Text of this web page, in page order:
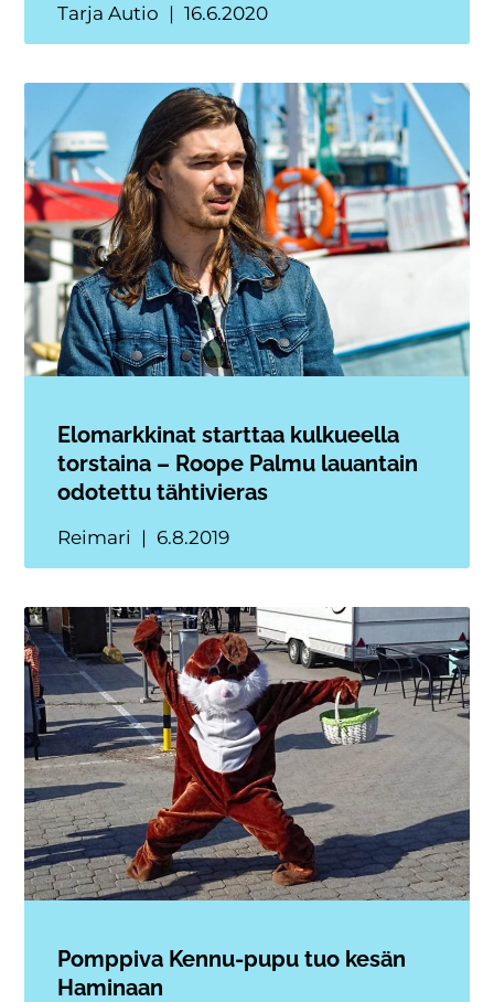
Tarja Autio 16.6.2020
Elomarkkinat starttaa kulkueella
torstaina – Roope Palmu lauantain
odotettu tähtivieras
Reimari 6.8.2019
Pomppiva Kennu-pupu tuo kesän
Haminaan